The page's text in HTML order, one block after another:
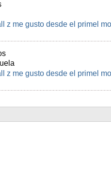
z me gusto desde el primel
z me gusto desde el primel